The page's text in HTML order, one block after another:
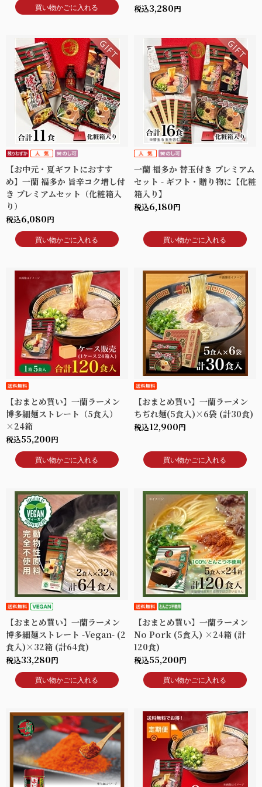
買い物かごに入れる 税込3,280円
【お中元・夏ギフトにおすす
め】一蘭 福多か 旨辛コク増し付
き プレミアムセット（化粧箱入
り）
税込6,080円
買い物かごに入れる
一蘭 福多か 替玉付き プレミアム
セット - ギフト・贈り物に【化粧
箱入り】
税込6,180円
買い物かごに入れる
【おまとめ買い】一蘭ラーメン
博多細麺ストレート（5食入）
×24箱
税込55,200円
買い物かごに入れる
【おまとめ買い】一蘭ラーメン
ちぢれ麺(5食入)×6袋 (計30食)
税込12,900円
買い物かごに入れる
【おまとめ買い】一蘭ラーメン
博多細麺ストレート -Vegan- (2
食入)×32箱 (計64食)
税込33,280円
買い物かごに入れる
【おまとめ買い】一蘭ラーメン
No Pork (5食入) ×24箱 (計
120食)
税込55,200円
買い物かごに入れる